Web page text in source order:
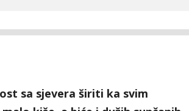
sa sjevera širiti ka svim